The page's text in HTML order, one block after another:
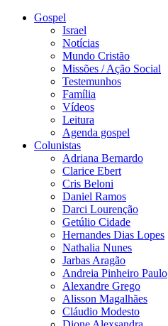
Gospel
Israel
Notícias
Mundo Cristão
Missões / Ação Social
Testemunhos
Família
Vídeos
Leitura
Agenda gospel
Colunistas
Adriana Bernardo
Clarice Ebert
Cris Beloni
Daniel Ramos
Darci Lourenção
Getúlio Cidade
Hernandes Dias Lopes
Nathalia Nunes
Jarbas Aragão
Andreia Pinheiro Paulo
Alexandre Grego
Alisson Magalhães
Cláudio Modesto